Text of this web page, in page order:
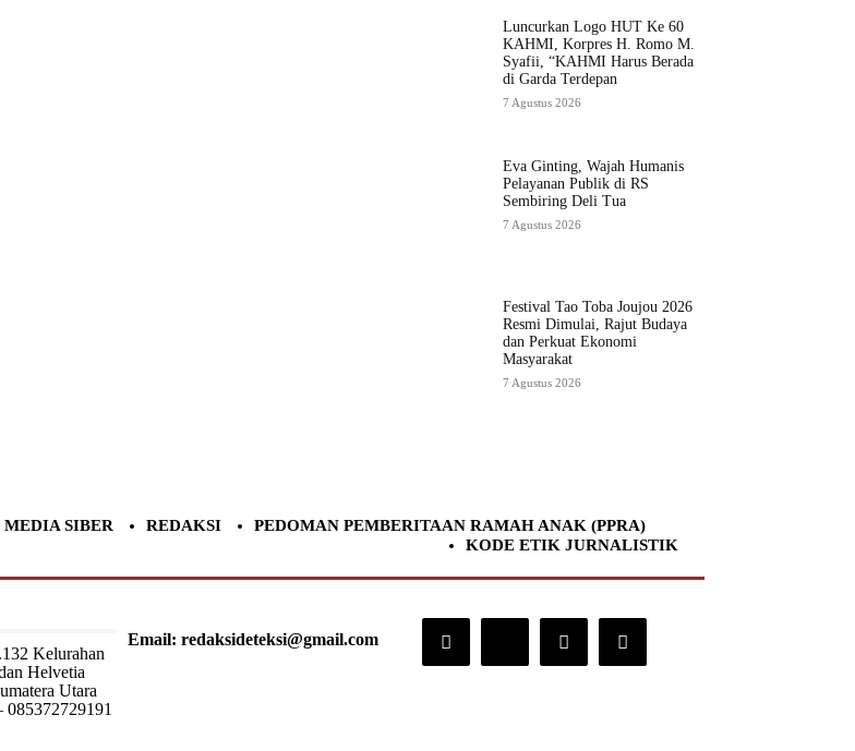
Luncurkan Logo HUT Ke 60
KAHMI, Korpres H. Romo M.
Syafii, “KAHMI Harus Berada
di Garda Terdepan
7 Agustus 2026
Eva Ginting, Wajah Humanis
Pelayanan Publik di RS
Sembiring Deli Tua
7 Agustus 2026
Festival Tao Toba Joujou 2026
Resmi Dimulai, Rajut Budaya
dan Perkuat Ekonomi
Masyarakat
7 Agustus 2026
SIBER REDAKSI
PEDOMAN PEMBERITAAN RAMAH ANAK (PPRA)
KODE ETIK JURNALISTIK
Kelurahan
Helvetia
Utara
Email: redaksideteksi@gmail.com